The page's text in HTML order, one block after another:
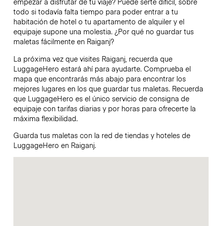
todo si todavía falta tiempo para poder entrar a tu
habitación de hotel o tu apartamento de alquiler y el
equipaje supone una molestia. ¿Por qué no guardar tus
maletas fácilmente en Raiganj?
La próxima vez que visites Raiganj, recuerda que
LuggageHero estará ahí para ayudarte. Comprueba el
mapa que encontrarás más abajo para encontrar los
mejores lugares en los que guardar tus maletas. Recuerda
que LuggageHero es el único servicio de consigna de
equipaje con tarifas diarias y por horas para ofrecerte la
máxima flexibilidad.
Guarda tus maletas con la red de tiendas y hoteles de
LuggageHero en Raiganj.